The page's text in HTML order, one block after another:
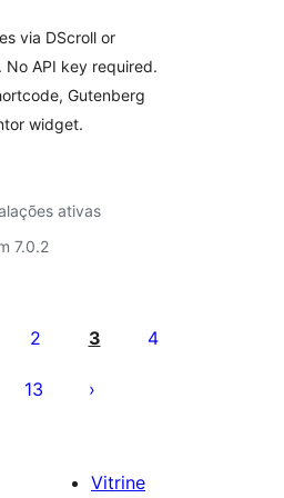
via DScroll or
No API key required.
Gutenberg
widget.
ativas
7.0.2
2 3 4
13
Vitrine